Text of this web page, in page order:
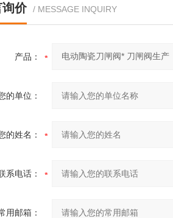
价 / MESSAGE INQUIRY
产品：
的单位：
的姓名：
系电话：
用邮箱：